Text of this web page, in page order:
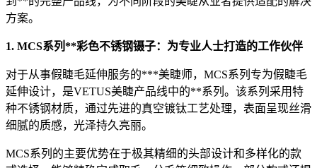
方案。
1. MCS系列**彩色不锈钢镊子：为专业人士打造的工作伙伴
对于从事假睫毛延伸服务的***美睫师，MCS系列专为假睫毛
延伸设计，是VETUS美睫产品线中的**系列。该系列采用特
种不锈钢材质，通过先进的真空镀钛工艺处理，表面呈现丝滑
细腻的质感，光泽持久亮丽。
MCS系列的主要优势在于极其精细的头部设计和多样化的款